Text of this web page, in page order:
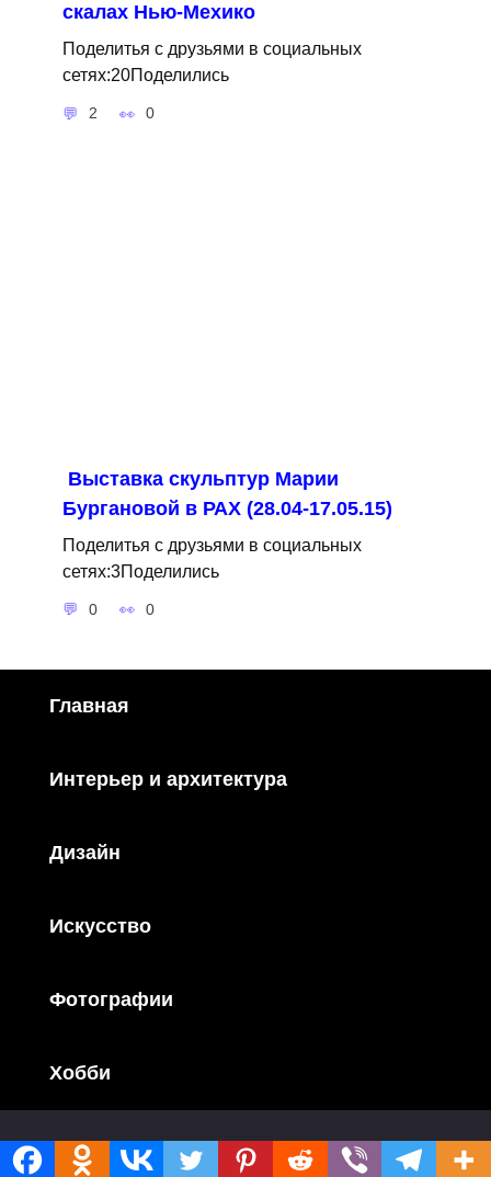
скалах Нью-Мехико
Поделитья с друзьями в социальных
сетях:20Поделились
2 0
Выставка скульптур Марии
Бургановой в РАХ (28.04-17.05.15)
Поделитья с друзьями в социальных
сетях:3Поделились
0 0
Главная
Интерьер и архитектура
Дизайн
Искусство
Фотографии
Хобби